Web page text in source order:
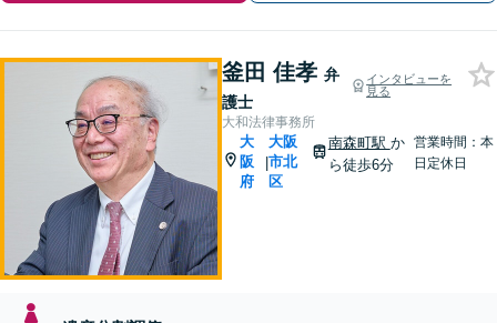
釜田 佳孝 弁
護士
インタビューを
見る
大和法律事務所
大
阪
府
|
大阪
市北
区
南森町駅 か
ら徒歩6分
営業時間：本
日定休日